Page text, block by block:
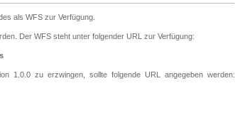
als WFS zur Verfügung.
Der WFS steht unter folgender URL zur Verfügung:
1.0.0 zu erzwingen, sollte folgende URL angegeben werden: